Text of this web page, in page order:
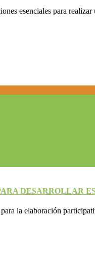
esenciales para
DESARROLLAR
la elaboración